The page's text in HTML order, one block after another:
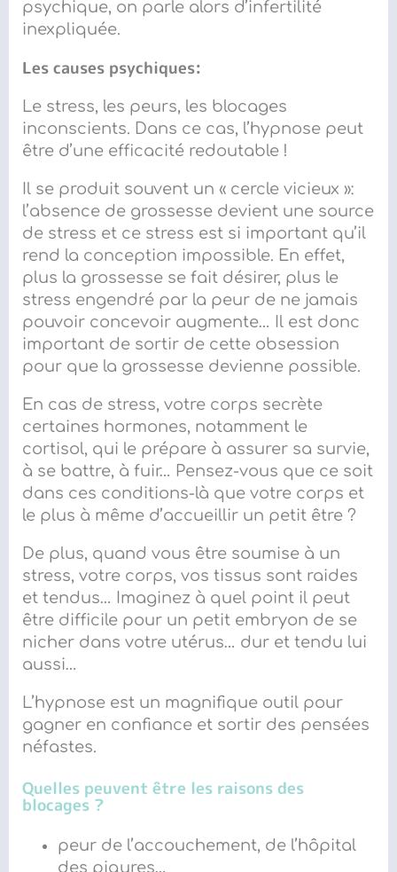
psychique, on parle alors d’infertilité
inexpliquée.
Les causes psychiques:
Le stress, les peurs, les blocages
inconscients. Dans ce cas, l’hypnose peut
être d’une efficacité redoutable !
Il se produit souvent un « cercle vicieux »:
l’absence de grossesse devient une source
de stress et ce stress est si important qu’il
rend la conception impossible. En effet,
plus la grossesse se fait désirer, plus le
stress engendré par la peur de ne jamais
pouvoir concevoir augmente… Il est donc
important de sortir de cette obsession
pour que la grossesse devienne possible.
En cas de stress, votre corps secrète
certaines hormones, notamment le
cortisol, qui le prépare à assurer sa survie,
à se battre, à fuir… Pensez-vous que ce soit
dans ces conditions-là que votre corps et
le plus à même d’accueillir un petit être ?
De plus, quand vous être soumise à un
stress, votre corps, vos tissus sont raides
et tendus… Imaginez à quel point il peut
être difficile pour un petit embryon de se
nicher dans votre utérus… dur et tendu lui
aussi…
L’hypnose est un magnifique outil pour
gagner en confiance et sortir des pensées
néfastes.
Quelles peuvent être les raisons des
blocages ?
peur de l’accouchement, de l’hôpital
des piqures…